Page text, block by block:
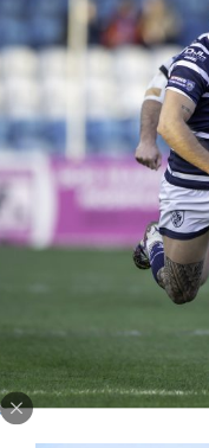
Thomas Lacans s’engage